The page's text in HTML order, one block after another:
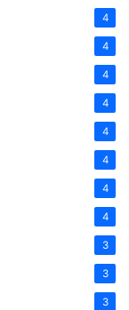
4
4
4
4
4
4
4
4
3
3
3